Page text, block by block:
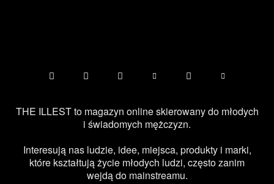
THE ILLEST to magazyn online skierowany do młodych
i świadomych mężczyzn.
Interesują nas ludzie, idee, miejsca, produkty i marki,
które kształtują życie młodych ludzi, często zanim
wejdą do mainstreamu.